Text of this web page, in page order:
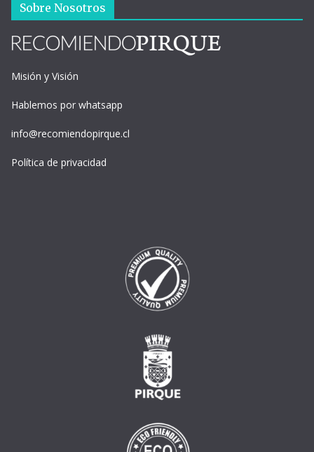
Sobre Nosotros
Misión y Visión
Hablemos por whatsapp
info@recomiendopirque.cl
Política de privacidad